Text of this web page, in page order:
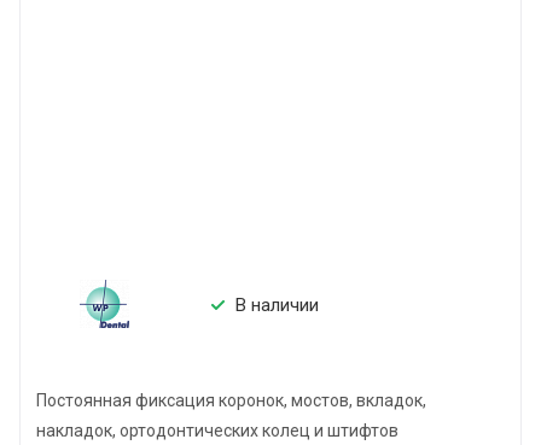
В наличии
Постоянная фиксация коронок, мостов, вкладок,
накладок, ортодонтических колец и штифтов